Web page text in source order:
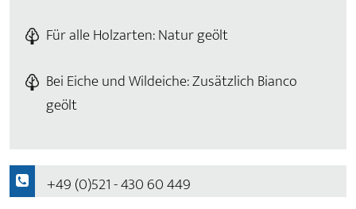
Für alle Holzarten: Natur geölt
Bei Eiche und Wildeiche: Zusätzlich Bianco
geölt
+49 (0)521 - 430 60 449